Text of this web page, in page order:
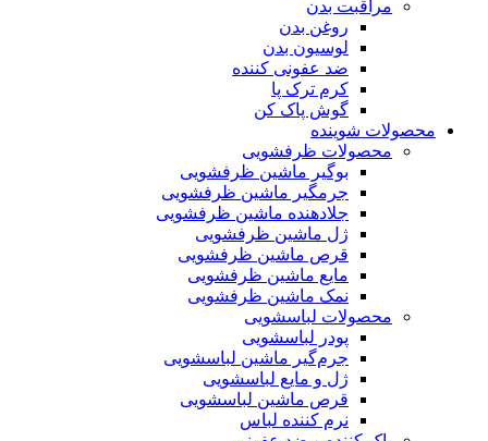
مراقبت بدن
روغن بدن
لوسیون بدن
ضد عفونی کننده
کرم ترک پا
گوش پاک کن
محصولات شوینده
محصولات ظرفشویی
بوگیر ماشین ظرفشویی
جرمگیر ماشین ظرفشویی
جلادهنده ماشین ظرفشویی
ژل ماشین ظرفشویی
قرص ماشین ظرفشویی
مایع ماشین ظرفشویی
نمک ماشین ظرفشویی
محصولات لباسشویی
پودر لباسشویی
جرم‌گیر ماشین لباسشویی
ژل و مایع لباسشویی
قرص ماشین لباسشویی
نرم کننده لباس